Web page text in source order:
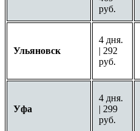
руб.
Ульяновск
4 дня.
| 292
руб.
Уфа
4 дня.
| 299
руб.